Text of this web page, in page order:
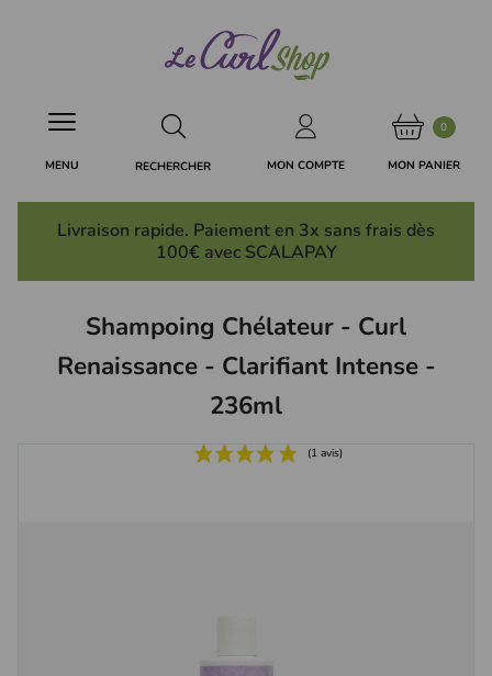
MON COMPTE
0
MON PANIER
RECHERCHER
MENU
Livraison rapide. Paiement en 3x sans frais dès
100€ avec SCALAPAY
Shampoing Chélateur - Curl
Renaissance - Clarifiant Intense -
236ml